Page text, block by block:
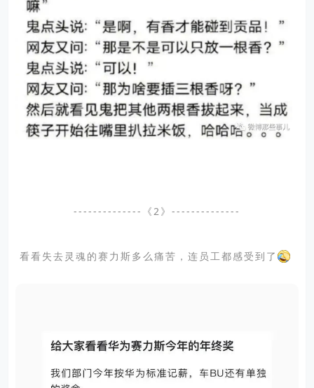
--------------《2》--------------
看看失去灵魂的赛力斯多么痛苦，连员工都感受到了